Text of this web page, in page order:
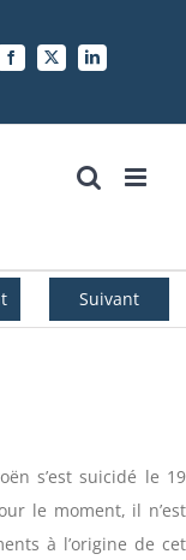
Facebook
X LinkedIn
Suivant
s’est suicidé le 19
le moment, il n’est
à l’origine de cet